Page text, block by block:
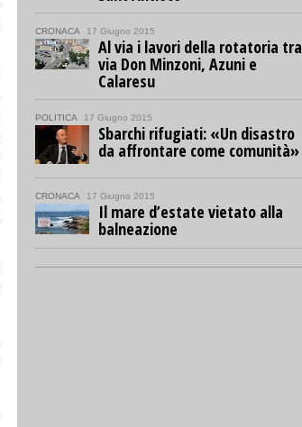
CRONACA 17 Giugno 2015
Al via i lavori della rotatoria tra
via Don Minzoni, Azuni e
Calaresu
POLITICA 17 Giugno 2015
Sbarchi rifugiati: «Un disastro
da affrontare come comunità»
CRONACA 17 Giugno 2015
Il mare d’estate vietato alla
balneazione